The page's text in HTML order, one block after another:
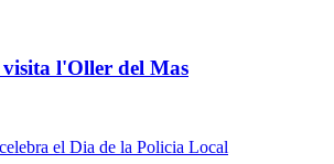
l'Oller del Mas